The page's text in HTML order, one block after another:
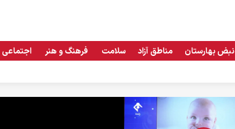
نبض بهارستان مناطق آزاد سلامت فرهنگ و هنر اجتماعی